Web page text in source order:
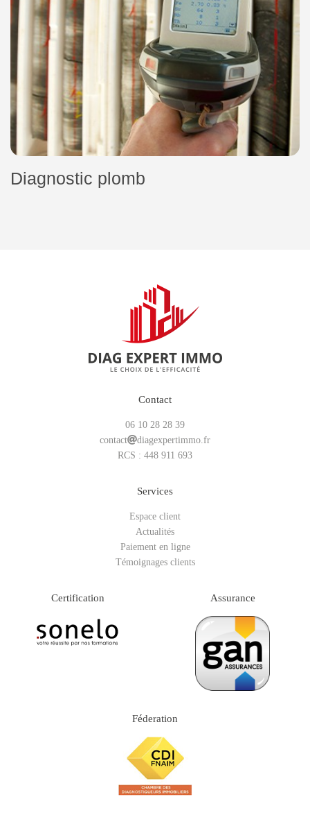
Diagnostic plomb
Contact
06 10 28 28 39
contact
diagexpertimmo.fr
RCS : 448 911 693
Services
Espace client
Actualités
Paiement en ligne
Témoignages clients
Certification Assurance
Féderation